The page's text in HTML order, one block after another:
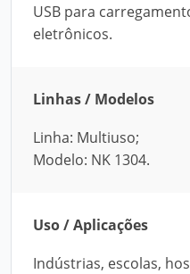
USB para
eletrônicos.
Linhas / Modelos
Linha: Multiuso;
Modelo: NK 1304.
Uso / Aplicações
Indústrias, escolas,